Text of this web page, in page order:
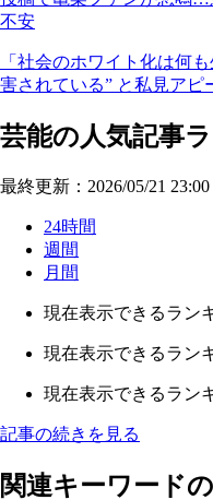
不安
「社会のホワイト化は何
害されている” と私見アピ
芸能の人気記事
最終更新：2026/05/21 23:00
24時間
週間
月間
現在表示できるラン
現在表示できるラン
現在表示できるラン
記事の続きを見る
関連キーワード